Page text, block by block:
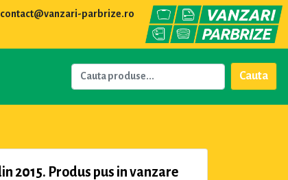
contact@vanzari-parbrize.ro
Cauta
2015. Produs pus in vanzare